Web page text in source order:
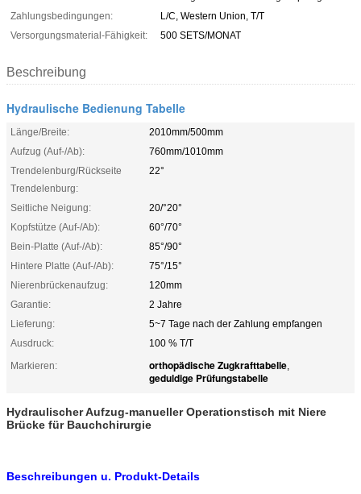
Zahlungsbedingungen:
L/C, Western Union, T/T
Versorgungsmaterial-Fähigkeit:
500 SETS/MONAT
Beschreibung
Hydraulische Bedienung Tabelle
Länge/Breite:
2010mm/500mm
Aufzug (Auf-/Ab):
760mm/1010mm
Trendelenburg/Rückseite
Trendelenburg:
22°
Seitliche Neigung:
20/°20°
Kopfstütze (Auf-/Ab):
60°/70°
Bein-Platte (Auf-/Ab):
85°/90°
Hintere Platte (Auf-/Ab):
75°/15°
Nierenbrückenaufzug:
120mm
Garantie:
2 Jahre
Lieferung:
5~7 Tage nach der Zahlung empfangen
Ausdruck:
100 % T/T
Markieren:
orthopädische Zugkrafttabelle,
geduldige Prüfungstabelle
Hydraulischer Aufzug-manueller Operationstisch mit Niere
Brücke für Bauchchirurgie
Beschreibungen u. Produkt-Details